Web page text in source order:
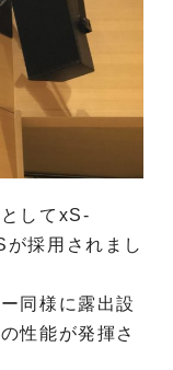
してxS-
採用されまし
同様に露出設
性能が発揮さ